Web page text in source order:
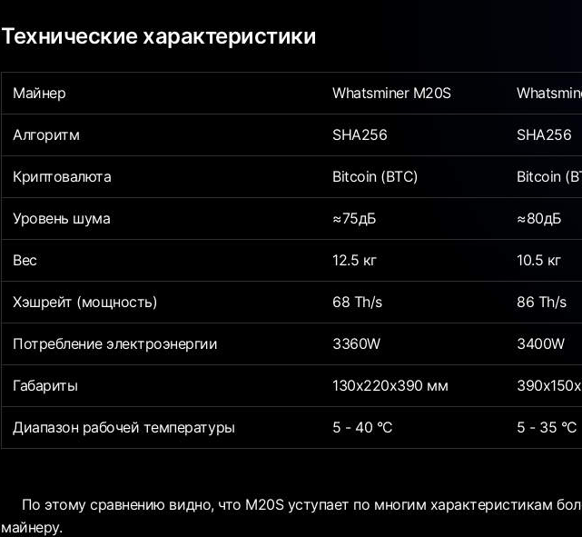
Технические характеристики
Майнер Whatsminer M20S
Алгоритм SHA256 SHA256
Криптовалюта Bitcoin (BTC) Bitcoin
Уровень шума ≈75дБ ≈80дБ
Вес 12.5 кг 10.5 кг
Хэшрейт (мощность) 68 Th/s 86 Th/s
Потребление электроэнергии 3360W 3400W
Габариты 130x220x390 мм
Диапазон рабочей температуры 5 - 40 °C 5 - 35 °C
По этому сравнению видно, что M20S уступает по многим характеристикам
майнеру.